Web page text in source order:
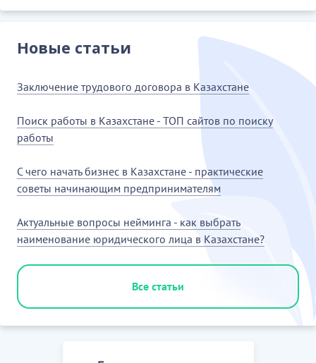
Новые статьи
Заключение трудового договора в Казахстане
Поиск работы в Казахстане - ТОП сайтов по поиску
работы
С чего начать бизнес в Казахстане - практические
советы начинающим предпринимателям
Актуальные вопросы нейминга - как выбрать
наименование юридического лица в Казахстане?
Все статьи